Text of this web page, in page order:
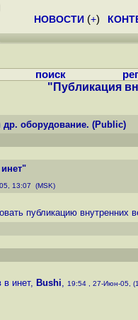
НОВОСТИ (+)
поиск
"Публикация
др. оборудование. (Public)
13:07 (MSK)
публикацию внутренних
в инет, Bushi, 19:54 , 27-Июн-05,